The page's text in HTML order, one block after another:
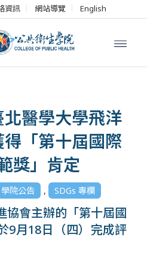
資訊 網站導覽 English
醫學大學飛洋
「第十屆國際
獎」肯定
學院公告 , SDGs 專欄
協會主辦的「第十屆國
9月18日（四）完成評